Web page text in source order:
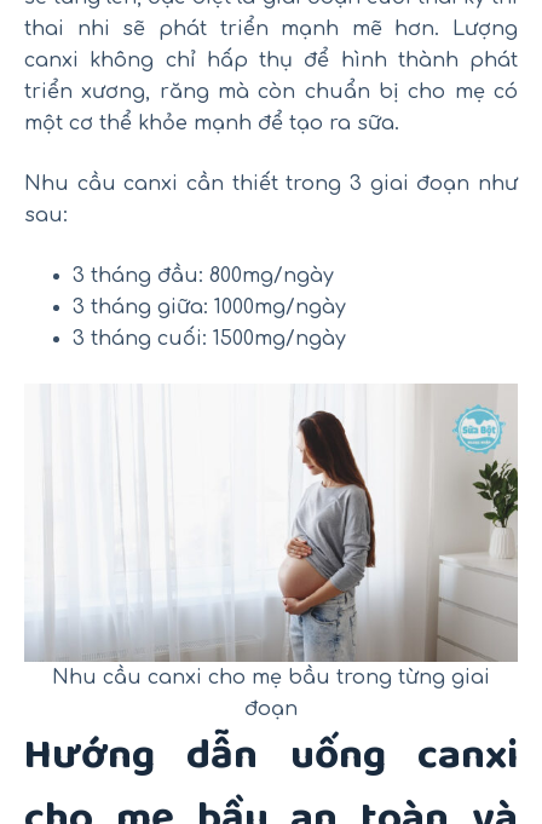
thai nhi sẽ phát triển mạnh mẽ hơn. Lượng
canxi không chỉ hấp thụ để hình thành phát
triển xương, răng mà còn chuẩn bị cho mẹ có
một cơ thể khỏe mạnh để tạo ra sữa.
Nhu cầu canxi cần thiết trong 3 giai đoạn như
sau:
3 tháng đầu: 800mg/ngày
3 tháng giữa: 1000mg/ngày
3 tháng cuối: 1500mg/ngày
Nhu cầu canxi cho mẹ bầu trong từng giai
đoạn
Hướng dẫn uống canxi